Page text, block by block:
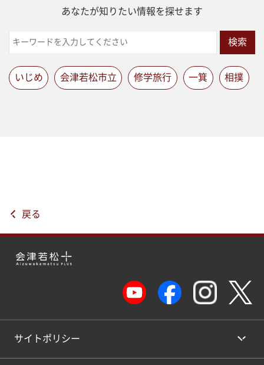
あなたが知りたい情報を探せます
検索
いじめ 会津若松市立 修学旅行 一箕 相撲
戻る
サイトポリシー